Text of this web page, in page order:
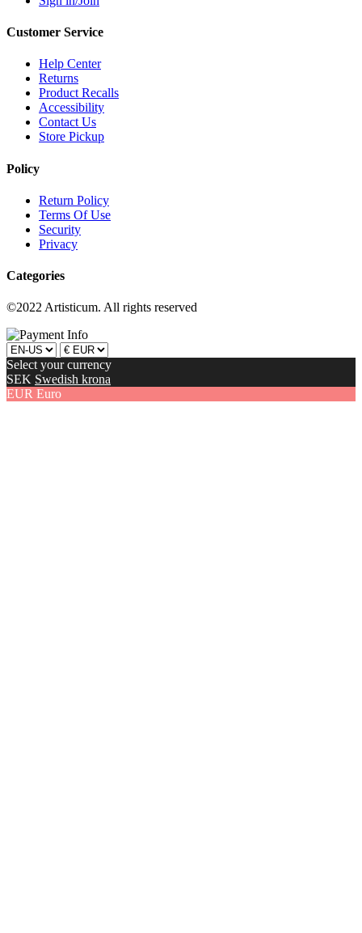
Customer Service
Help Center
Returns
Product Recalls
Accessibility
Contact Us
Store Pickup
Policy
Return Policy
Terms Of Use
Security
Privacy
Categories
©2022 Artisticum. All rights reserved
Select your currency
SEK Swedish krona
EUR Euro